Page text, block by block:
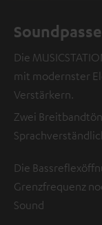
Die
mit modernster
Verstärkern.
Zwei
Die
Grenzfrequenz
Sound